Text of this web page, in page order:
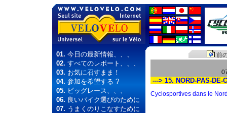
01.今日の最新情報、、、
02.すべてのレポート、、、
03.お気に召すまま！
04.参加を希望する ?
05.ビッグレース、、、
06.良いバイク選びのために
07.うまくのりこなすために
前
---> 15. NORD-PAS-DE-
Cyclosportives dans le